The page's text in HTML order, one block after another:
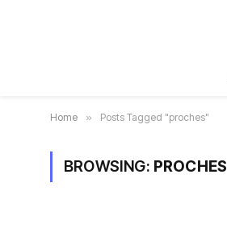
Home » Posts Tagged "proches"
BROWSING: PROCHES